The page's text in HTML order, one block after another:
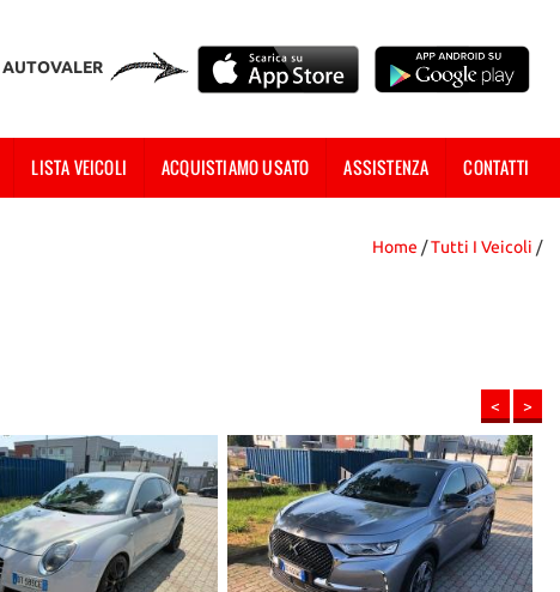
AUTOVALER
LISTA VEICOLI ACQUISTIAMO USATO ASSISTENZA CONTATTI
Home /Tutti I Veicoli /
< >